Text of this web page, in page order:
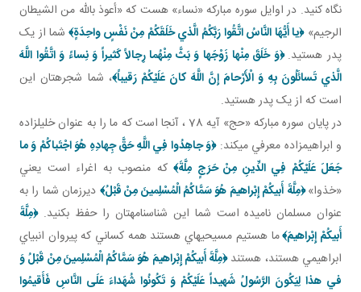
نگاه کنيد. در اوايل سوره مبارکه «نساء» هست که «أعوذ بالله من الشيطان
الرجيم»﴿يا أَيُّهَا النَّاسُ اتَّقُوا رَبَّكُمُ الَّذي خَلَقَكُمْ مِنْ نَفْسٍ واحِدَةٍ﴾ شما از يک
پدر هستيد.﴿وَ خَلَقَ مِنْها زَوْجَها وَ بَثَّ مِنْهُما رِجالاً كَثيراً وَ نِساءً وَ اتَّقُوا اللَّهَ
الَّذي تَسائَلُونَ بِهِ وَ الْأَرْحامَ إِنَّ اللَّهَ كانَ عَلَيْكُمْ رَقيباً﴾، شما شجره تان اين
است که از يک پدر هستيد.
در پايان سوره مبارکه «حج» آيه 78 ، آنجا است که ما را به عنوان خليل زاده
و ابراهيم زاده معرفي مي کند:﴿وَ جاهِدُوا فِي اللَّهِ حَقَّ جِهادِهِ هُوَ اجْتَباكُمْ وَ ما
جَعَلَ عَلَيْكُمْ فِي الدِّينِ مِنْ حَرَجٍ مِلَّةَ﴾ که منصوب به اغراء است يعني
«خذوا»﴿مِلَّةَ أَبيكُمْ إِبْراهيمَ هُوَ سَمَّاكُمُ الْمُسْلِمينَ مِنْ قَبْلُ﴾ ديرزمان شما را به
عنوان مسلمان ناميده است شما اين شناسنامه تان را حفظ بکنيد.﴿مِلَّةَ
أَبيكُمْ إِبْراهيمَ﴾ما هستيم مسيحي هاي هستند همه کساني که پيروان انبياي
ابراهيمي هستند، هستند﴿مِلَّةَ أَبيكُمْ إِبْراهيمَ هُوَ سَمَّاكُمُ الْمُسْلِمينَ مِنْ قَبْلُ وَ
في‏ هذا لِيَكُونَ الرَّسُولُ شَهيداً عَلَيْكُمْ وَ تَكُونُوا شُهَداءَ عَلَى النَّاسِ فَأَقيمُوا